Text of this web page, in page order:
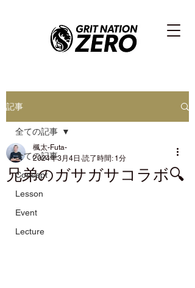
記事
全ての記事
Concept
Lesson
Event
Lecture
全ての記事
兄弟のガサガサコラボ🔍
楓太-Futa-
2024年3月4日 読了時間: 1分